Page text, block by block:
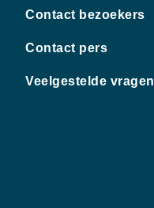
Contact bezoekers
Contact pers
Veelgestelde vragen